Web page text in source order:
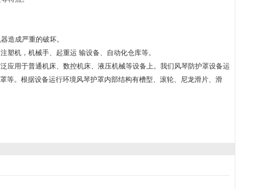
造成严重的破坏。
塑机，机械手、起重运 输设备、自动化仓库等。
应用于普通机床、数控机床、液压机械等设备上。我们风琴防护罩设备运
等。根据设备运行环境风琴护罩内部结构有槽型、滚轮、尼龙滑片、滑